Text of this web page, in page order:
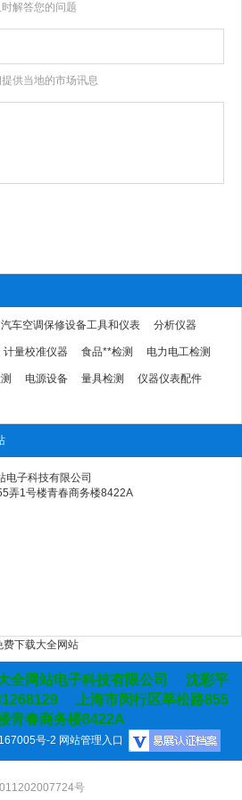
时解答您的问题
提供当地的市场讯息
汽车空调保修设备工具和仪表 分析仪器
计量校准仪器 食品**检测 电力电工检测
电源设备 量具检测 仪器仪表配件
电子科技有限公司
弄1号楼青春商务楼8422A
载大全网站
全网站电子科技有限公司 沈彩平
上海市闵行区莘松路855
青春商务楼8422A
号-2 网站管理入口
号